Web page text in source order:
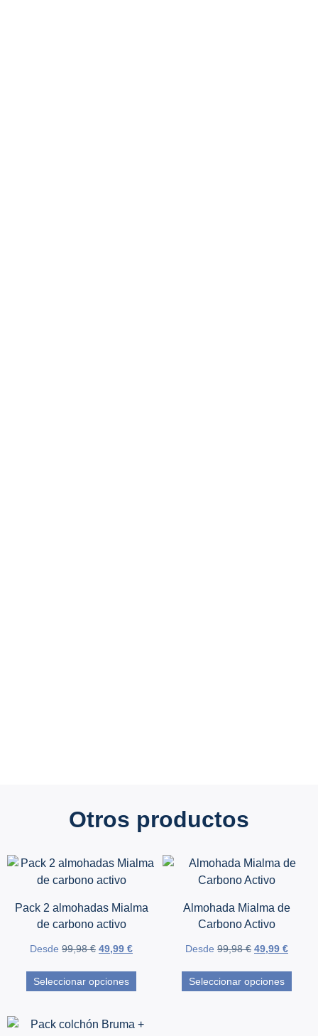
Otros productos
Pack 2 almohadas Mialma
de carbono activo
Desde 99,98€ 49,99 €
Seleccionar opciones
Almohada Mialma de
Carbono Activo
Desde 99,98€ 49,99 €
Seleccionar opciones